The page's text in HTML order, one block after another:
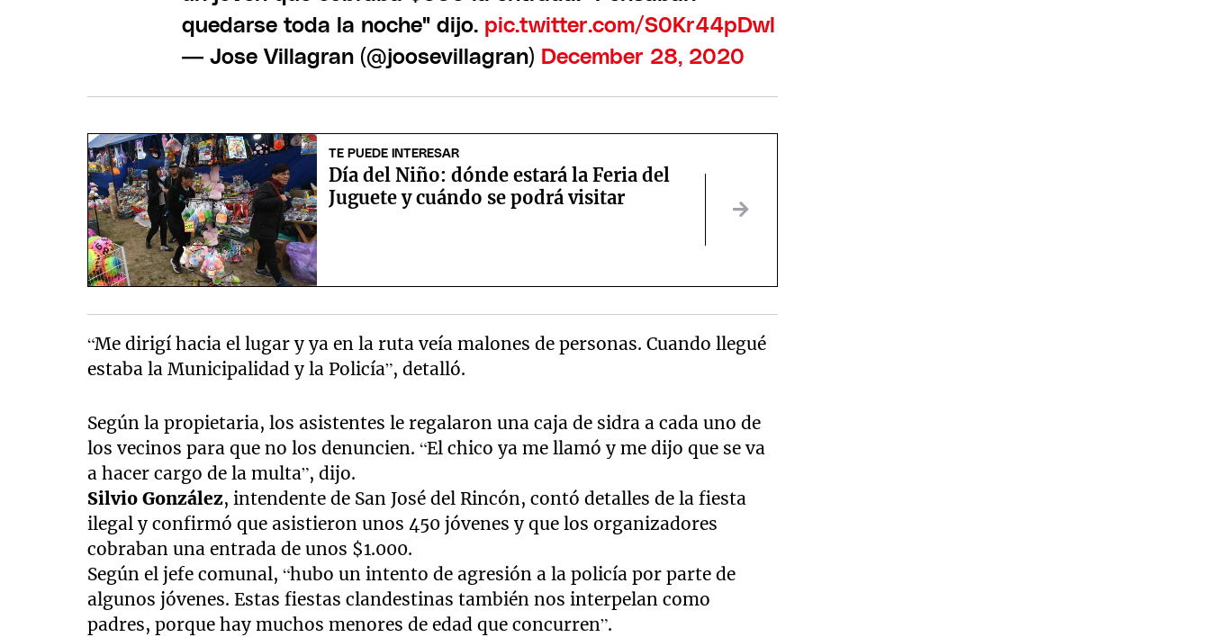
quedarse toda la noche" dijo. pic.twitter.com/S0Kr44pDwl
— Jose Villagran (@joosevillagran) December 28, 2020
TE PUEDE INTERESAR
Día del Niño: dónde estará la Feria del
Juguete y cuándo se podrá visitar
“Me dirigí hacia el lugar y ya en la ruta veía malones de personas. Cuando llegué
estaba la Municipalidad y la Policía”, detalló.
Según la propietaria, los asistentes le regalaron una caja de sidra a cada uno de
los vecinos para que no los denuncien. “El chico ya me llamó y me dijo que se va
a hacer cargo de la multa”, dijo.
Silvio González, intendente de San José del Rincón, contó detalles de la fiesta
ilegal y confirmó que asistieron unos 450 jóvenes y que los organizadores
cobraban una entrada de unos $1.000.
Según el jefe comunal, “hubo un intento de agresión a la policía por parte de
algunos jóvenes. Estas fiestas clandestinas también nos interpelan como
padres, porque hay muchos menores de edad que concurren”.